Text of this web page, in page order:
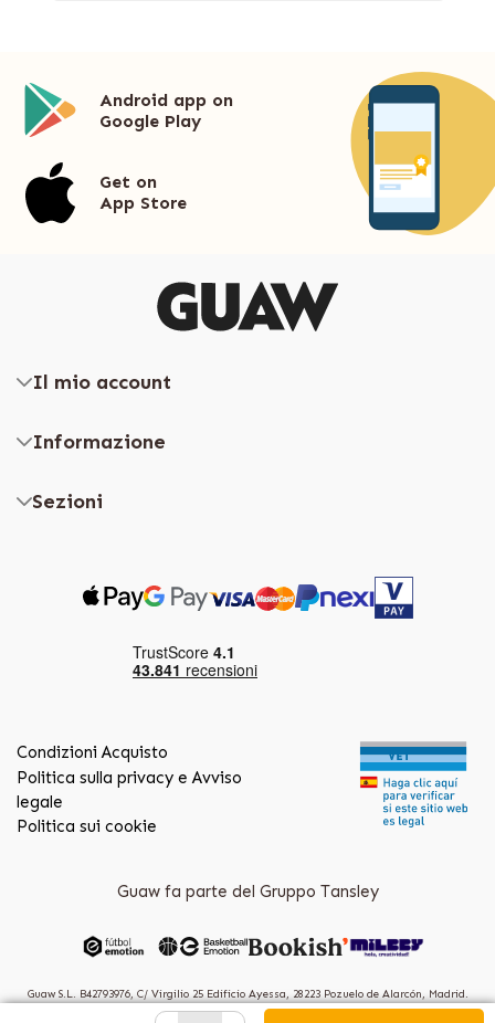
Android app on
Google Play
Get on
App Store
Il mio account
Informazione
Sezioni
Condizioni Acquisto
Politica sulla privacy e Avviso
legale
Politica sui cookie
Guaw fa parte del Gruppo Tansley
Guaw S.L. B42793976, C/ Virgilio 25 Edificio Ayessa, 28223 Pozuelo de Alarcón, Madrid.
(Spain)